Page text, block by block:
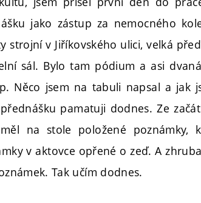
jako zástup za nemocného
strojní v Jiříkovského ulici, velká
sál. Bylo tam pódium a asi
Něco jsem na tabuli napsal a jak
pamatuji dodnes. Ze
na stole položené poznámky,
v aktovce opřené o zeď. A
Tak učím dodnes.